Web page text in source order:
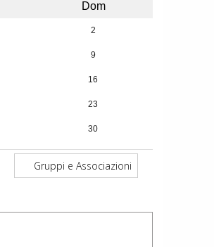
Dom
2
9
16
23
30
6
Gruppi e Associazioni